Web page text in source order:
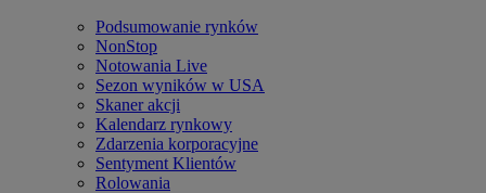
Podsumowanie rynków
NonStop
Notowania Live
Sezon wyników w USA
Skaner akcji
Kalendarz rynkowy
Zdarzenia korporacyjne
Sentyment Klientów
Rolowania